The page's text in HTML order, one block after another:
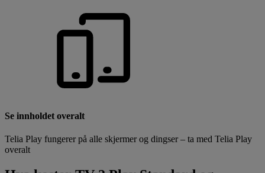
Se innholdet overalt
Telia Play fungerer på alle skjermer og dingser – ta med Telia Play
overalt